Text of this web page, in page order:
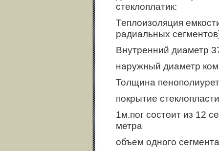
стеклоплатик:
Теплоизоляция
радиальных
Внутренний диаметр
наружный диаметр
Толщина
покрытие
1м.пог состоит из 12
метра
объем одного